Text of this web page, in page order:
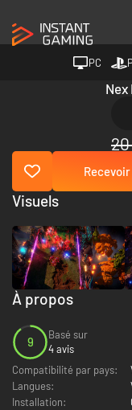
PC
Nex
À propos
9
Basé sur
4 avis
Compatibilité par pays:
Langues:
Installation:
Visuels